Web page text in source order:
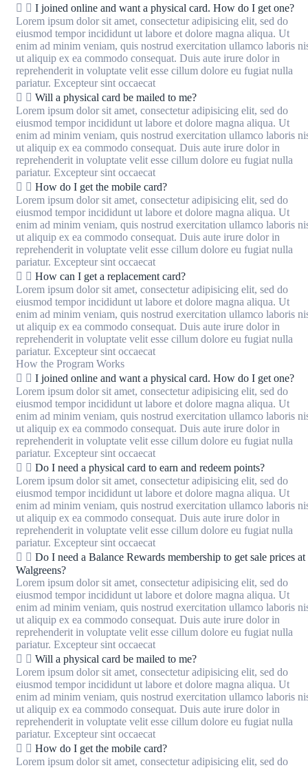
I joined online and want a physical card. How do I get one?
Lorem ipsum dolor sit amet, consectetur adipisicing elit, sed do
eiusmod tempor incididunt ut labore et dolore magna aliqua. Ut
enim ad minim veniam, quis nostrud exercitation ullamco laboris
ut aliquip ex ea commodo consequat. Duis aute irure dolor in
reprehenderit in voluptate velit esse cillum dolore eu fugiat nulla
pariatur. Excepteur sint occaecat
Will a physical card be mailed to me?
Lorem ipsum dolor sit amet, consectetur adipisicing elit, sed do
eiusmod tempor incididunt ut labore et dolore magna aliqua. Ut
enim ad minim veniam, quis nostrud exercitation ullamco laboris
ut aliquip ex ea commodo consequat. Duis aute irure dolor in
reprehenderit in voluptate velit esse cillum dolore eu fugiat nulla
pariatur. Excepteur sint occaecat
How do I get the mobile card?
Lorem ipsum dolor sit amet, consectetur adipisicing elit, sed do
eiusmod tempor incididunt ut labore et dolore magna aliqua. Ut
enim ad minim veniam, quis nostrud exercitation ullamco laboris
ut aliquip ex ea commodo consequat. Duis aute irure dolor in
reprehenderit in voluptate velit esse cillum dolore eu fugiat nulla
pariatur. Excepteur sint occaecat
How can I get a replacement card?
Lorem ipsum dolor sit amet, consectetur adipisicing elit, sed do
eiusmod tempor incididunt ut labore et dolore magna aliqua. Ut
enim ad minim veniam, quis nostrud exercitation ullamco laboris
ut aliquip ex ea commodo consequat. Duis aute irure dolor in
reprehenderit in voluptate velit esse cillum dolore eu fugiat nulla
pariatur. Excepteur sint occaecat
How the Program Works
I joined online and want a physical card. How do I get one?
Lorem ipsum dolor sit amet, consectetur adipisicing elit, sed do
eiusmod tempor incididunt ut labore et dolore magna aliqua. Ut
enim ad minim veniam, quis nostrud exercitation ullamco laboris
ut aliquip ex ea commodo consequat. Duis aute irure dolor in
reprehenderit in voluptate velit esse cillum dolore eu fugiat nulla
pariatur. Excepteur sint occaecat
Do I need a physical card to earn and redeem points?
Lorem ipsum dolor sit amet, consectetur adipisicing elit, sed do
eiusmod tempor incididunt ut labore et dolore magna aliqua. Ut
enim ad minim veniam, quis nostrud exercitation ullamco laboris
ut aliquip ex ea commodo consequat. Duis aute irure dolor in
reprehenderit in voluptate velit esse cillum dolore eu fugiat nulla
pariatur. Excepteur sint occaecat
Do I need a Balance Rewards membership to get sale prices at
Walgreens?
Lorem ipsum dolor sit amet, consectetur adipisicing elit, sed do
eiusmod tempor incididunt ut labore et dolore magna aliqua. Ut
enim ad minim veniam, quis nostrud exercitation ullamco laboris
ut aliquip ex ea commodo consequat. Duis aute irure dolor in
reprehenderit in voluptate velit esse cillum dolore eu fugiat nulla
pariatur. Excepteur sint occaecat
Will a physical card be mailed to me?
Lorem ipsum dolor sit amet, consectetur adipisicing elit, sed do
eiusmod tempor incididunt ut labore et dolore magna aliqua. Ut
enim ad minim veniam, quis nostrud exercitation ullamco laboris
ut aliquip ex ea commodo consequat. Duis aute irure dolor in
reprehenderit in voluptate velit esse cillum dolore eu fugiat nulla
pariatur. Excepteur sint occaecat
How do I get the mobile card?
Lorem ipsum dolor sit amet, consectetur adipisicing elit, sed do